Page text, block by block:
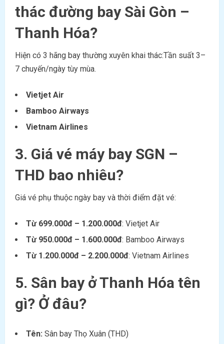
thác đường bay Sài Gòn –
Thanh Hóa?
Hiện có 3 hãng bay thường xuyên khai thác:Tần suất 3–
7 chuyến/ngày tùy mùa.
Vietjet Air
Bamboo Airways
Vietnam Airlines
3. Giá vé máy bay SGN –
THD bao nhiêu?
Giá vé phụ thuộc ngày bay và thời điểm đặt vé:
Từ 699.000đ – 1.200.000đ: Vietjet Air
Từ 950.000đ – 1.600.000đ: Bamboo Airways
Từ 1.200.000đ – 2.200.000đ: Vietnam Airlines
5. Sân bay ở Thanh Hóa tên
gì? Ở đâu?
Tên: Sân bay Thọ Xuân (THD)